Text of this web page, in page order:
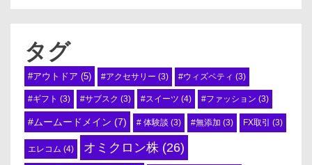
タグ
#アウトドア (5) #アクセサリー (3) #ウィズペティ (3)
#ギフト (3) #サブスク (3) #スイーツ (4) #ファッション (3)
#ムームードメイン (7) # 体験談 (3) #無添加 (3) FX取引 (3)
エレコム (4) オミクロン株 (26)